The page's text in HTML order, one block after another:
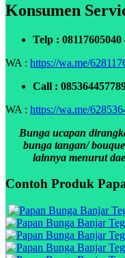
Konsumen
Telp : 08117605040
WA : https://wa.me/
Call :
WA : https://wa.me/
Bunga ucapan
bunga tangan/
lainnya menurut
Contoh Produk